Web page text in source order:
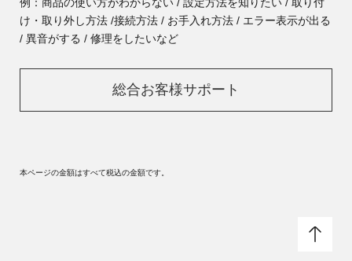
け・取り外し方法 /接続方法 / お手入れ方法 / エラー表示が出る
/ 異音がする / 修理をしたいなど
総合お客様サポート
本ページの金額はすべて税込の金額です。